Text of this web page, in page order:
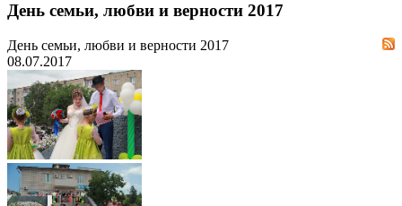
День семьи, любви и верности 2017
День семьи, любви и верности 2017
08.07.2017